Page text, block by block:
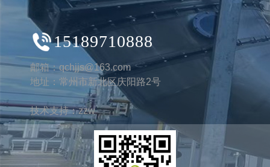
立即咨询
15189710888
邮箱：qchjjs@163.com
地址：常州市新北区庆阳路2号
技术支持：zzw